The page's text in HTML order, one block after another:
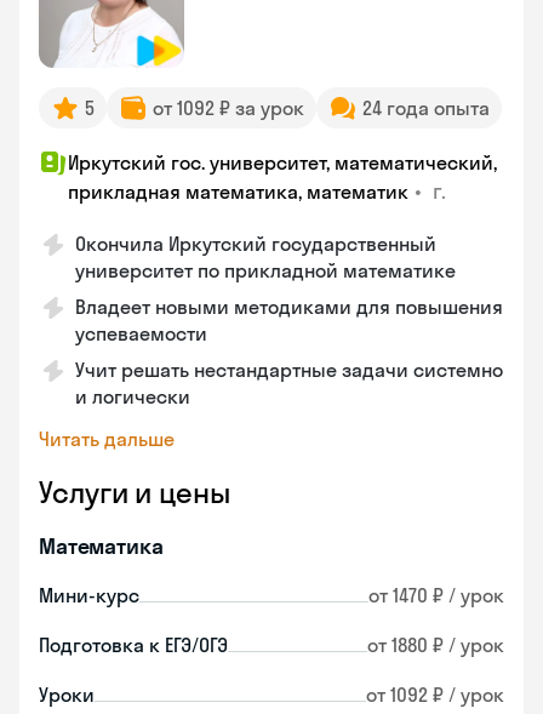
5 от 1092 ₽ за урок 24 года опыта
Иркутский гос. университет, математический,
прикладная математика, математик • г.
Окончила Иркутский государственный
университет по прикладной математике
Владеет новыми методиками для повышения
успеваемости
Учит решать нестандартные задачи системно
и логически
Читать дальше
Услуги и цены
Математика
Мини-курс от 1470 ₽ / урок
Подготовка к ЕГЭ/ОГЭ от 1880 ₽ / урок
Уроки от 1092 ₽ / урок